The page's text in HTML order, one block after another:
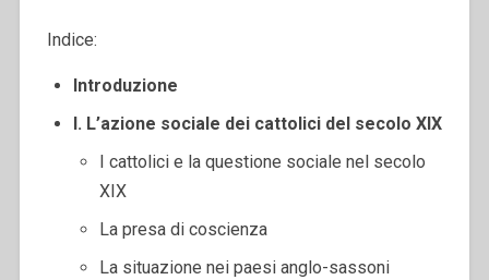
Indice:
Introduzione
I. L’azione sociale dei cattolici del secolo XIX
I cattolici e la questione sociale nel secolo
XIX
La presa di coscienza
La situazione nei paesi anglo-sassoni